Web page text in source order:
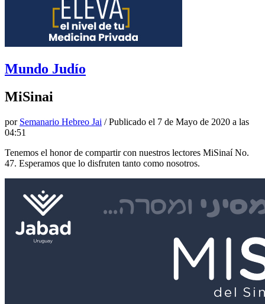
Mundo Judío
MiSinai
por Semanario Hebreo Jai / Publicado el 7 de Mayo de 2020 a las
04:51
Tenemos el honor de compartir con nuestros lectores MiSinaí No.
47. Esperamos que lo disfruten tanto como nosotros.